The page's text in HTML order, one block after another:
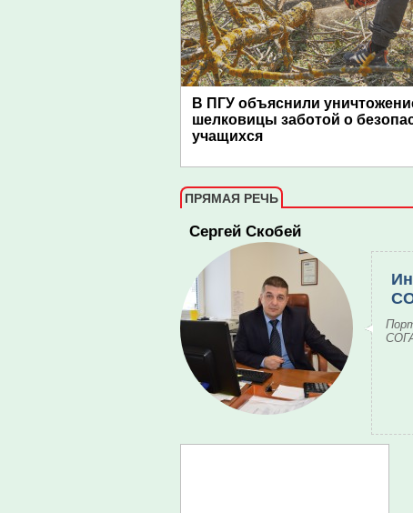
В ПГУ объяснили
шелковицы заботой о
учащихся
ПРЯМАЯ РЕЧЬ
Сергей Скобей